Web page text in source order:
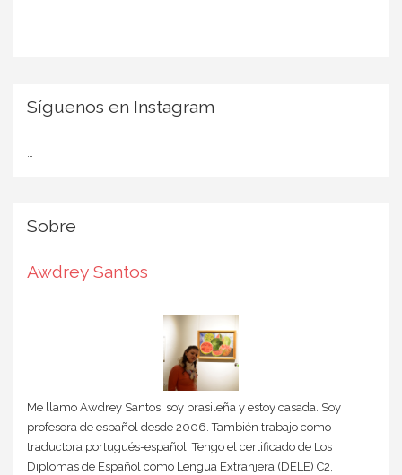
Síguenos en Instagram
…
Sobre
Awdrey Santos
Me llamo Awdrey Santos, soy brasileña y estoy casada. Soy
profesora de español desde 2006. También trabajo como
traductora portugués-español. Tengo el certificado de Los
Diplomas de Español como Lengua Extranjera (DELE) C2,